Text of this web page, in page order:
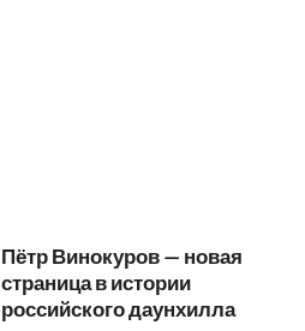
Пётр Винокуров — новая
страница в истории
российского даунхилла